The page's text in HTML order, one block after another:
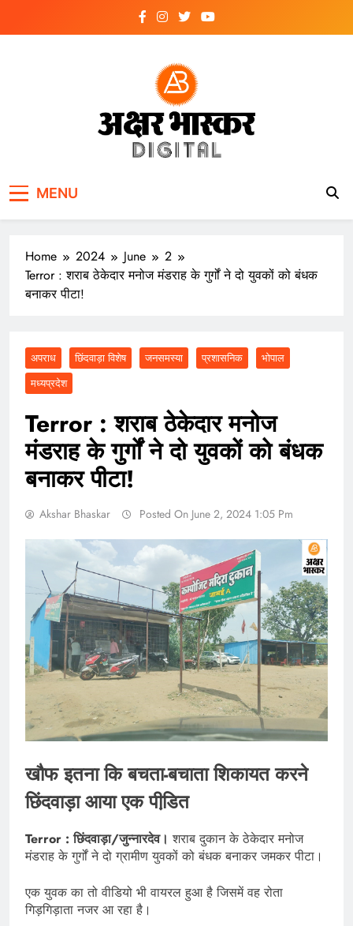
MENU
Home 2024 June
2
Terror : शराब ठेकेदार मनोज मंडराह के गुर्गों ने दो युवकों को बंधक
बनाकर पीटा!
अपराध छिंदवाड़ा विशेष जनसमस्या प्रशासनिक
भोपाल
मध्यप्रदेश
Terror : शराब ठेकेदार मनोज
मंडराह के गुर्गों ने दो युवकों को बंधक
बनाकर पीटा!
Akshar Bhaskar Posted On June 2, 2024 1:05 Pm
खौफ इतना कि बचता-बचाता शिकायत करने
छिंदवाड़ा आया एक पीडि़त
Terror : छिंदवाड़ा/जुन्नारदेव। शराब दुकान के ठेकेदार मनोज
मंडराह के गुर्गों ने दो ग्रामीण युवकों को बंधक बनाकर जमकर पीटा।
एक युवक का तो वीडियो भी वायरल हुआ है जिसमें वह रोता
गिड़गिड़ाता नजर आ रहा है।